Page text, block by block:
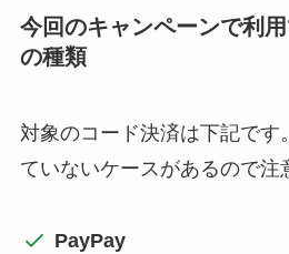
今回のキャンペーンで利
の種類
対象のコード決済は下記です
ていないケースがあるので注
PayPay